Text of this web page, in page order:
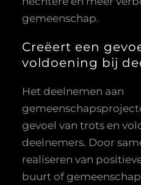
gemeenschap.
Creëert een
voldoening bij
Het deelnemen aan
gevoel van trots en
deelnemers. Door
realiseren van
buurt of